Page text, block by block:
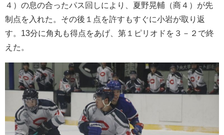
４）の息の合ったパス回しにより、夏野晃輔（商４）が先
制点を入れた。その後１点を許すもすぐに小岩が取り返
す。13分に角丸も得点をあげ、第１ピリオドを３－２で終
えた。